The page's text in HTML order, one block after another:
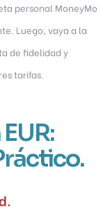
personal MoneyMo
Luego, vaya a la
de fidelidad y
tarifas.